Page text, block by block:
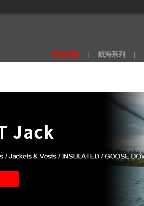
专业定制 | 航海系列 |